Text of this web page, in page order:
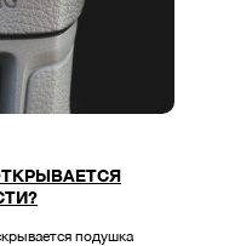
подушка